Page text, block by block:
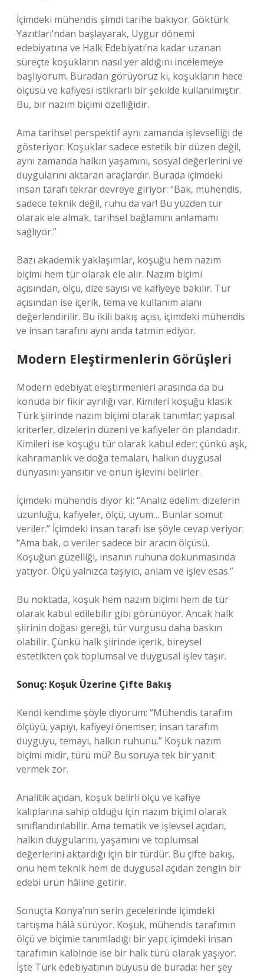
İçimdeki mühendis şimdi tarihe bakıyor. Göktürk
Yazıtları’ndan başlayarak, Uygur dönemi
edebiyatına ve Halk Edebiyatı’na kadar uzanan
süreçte koşukların nasıl yer aldığını incelemeye
başlıyorum. Buradan görüyoruz ki, koşukların hece
ölçüsü ve kafiyesi istikrarlı bir şekilde kullanılmıştır.
Bu, bir nazım biçimi özelliğidir.
Ama tarihsel perspektif aynı zamanda işlevselliği de
gösteriyor: Koşuklar sadece estetik bir düzen değil,
aynı zamanda halkın yaşamını, sosyal değerlerini ve
duygularını aktaran araçlardır. Burada içimdeki
insan tarafı tekrar devreye giriyor: “Bak, mühendis,
sadece teknik değil, ruhu da var! Bu yüzden tür
olarak ele almak, tarihsel bağlamını anlamamı
sağlıyor.”
Bazı akademik yaklaşımlar, koşuğu hem nazım
biçimi hem tür olarak ele alır. Nazım biçimi
açısından, ölçü, dize sayısı ve kafiyeye bakılır. Tür
açısından ise içerik, tema ve kullanım alanı
değerlendirilir. Bu ikili bakış açısı, içimdeki mühendis
ve insan tarafını aynı anda tatmin ediyor.
Modern Eleştirmenlerin Görüşleri
Modern edebiyat eleştirmenleri arasında da bu
konuda bir fikir ayrılığı var. Kimileri koşuğu klasik
Türk şiirinde nazım biçimi olarak tanımlar; yapısal
kriterler, dizelerin düzeni ve kafiyeler ön plandadır.
Kimileri ise koşuğu tür olarak kabul eder; çünkü aşk,
kahramanlık ve doğa temaları, halkın duygusal
dünyasını yansıtır ve onun işlevini belirler.
İçimdeki mühendis diyor ki: “Analiz edelim: dizelerin
uzunluğu, kafiyeler, ölçü, uyum… Bunlar somut
veriler.” İçimdeki insan tarafı ise şöyle cevap veriyor:
“Ama bak, o veriler sadece bir aracın ölçüsü.
Koşuğun güzelliği, insanın ruhuna dokunmasında
yatıyor. Ölçü yalnızca taşıyıcı, anlam ve işlev esas.”
Bu noktada, koşuk hem nazım biçimi hem de tür
olarak kabul edilebilir gibi görünüyor. Ancak halk
şiirinin doğası gereği, tür vurgusu daha baskın
olabilir. Çünkü halk şiirinde içerik, bireysel
estetikten çok toplumsal ve duygusal işlev taşır.
Sonuç: Koşuk Üzerine Çifte Bakış
Kendi kendime şöyle diyorum: “Mühendis tarafım
ölçüyü, yapıyı, kafiyeyi önemser; insan tarafım
duyguyu, temayı, halkın ruhunu.” Koşuk nazım
biçimi midir, türü mü? Bu soruya tek bir yanıt
vermek zor.
Analitik açıdan, koşuk belirli ölçü ve kafiye
kalıplarına sahip olduğu için nazım biçimi olarak
sınıflandırılabilir. Ama tematik ve işlevsel açıdan,
halkın duygularını, yaşamını ve toplumsal
değerlerini aktardığı için bir türdür. Bu çifte bakış,
onu hem teknik hem de duygusal açıdan zengin bir
edebi ürün hâline getirir.
Sonuçta Konya’nın serin gecelerinde içimdeki
tartışma hâlâ sürüyor. Koşuk, mühendis tarafımın
ölçü ve biçimle tanımladığı bir yapı; içimdeki insan
tarafımın kalbinde ise bir halk türü olarak yaşıyor.
İşte Türk edebiyatının büyüsü de burada: her şey